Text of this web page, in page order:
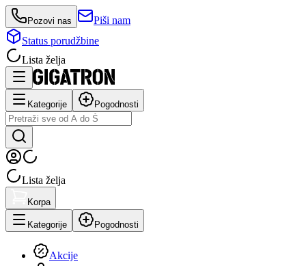
Pozovi nas
Piši nam
Status porudžbine
Lista želja
Kategorije Pogodnosti
Lista želja
Korpa
Kategorije Pogodnosti
Akcije